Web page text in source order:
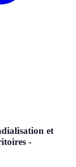
et
-